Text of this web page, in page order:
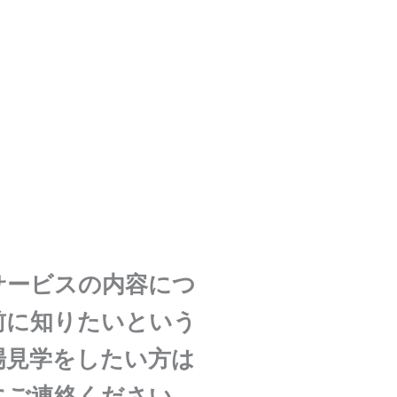
ービスの内容につ
知りたいという
見学をしたい方は